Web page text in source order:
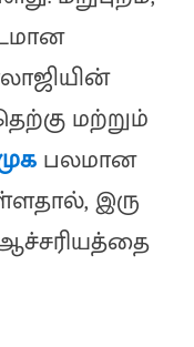
மற்றும்
பலமான
இரு